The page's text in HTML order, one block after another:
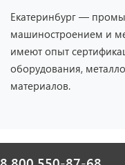
Екатеринбург —
машиностроением и
имеют опыт
оборудования,
материалов.